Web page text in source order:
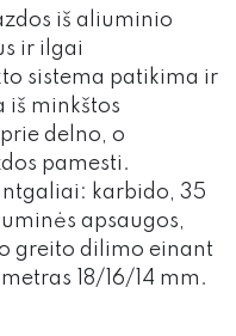
iš aliuminio
ir ilgai
sistema patikima ir
iš minkštos
delno, o
pamesti.
karbido, 35
apsaugos,
greito dilimo einant
18/16/14 mm.